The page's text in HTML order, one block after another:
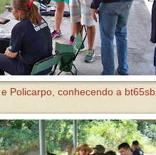
e Policarpo, conhecendo a bt65sb